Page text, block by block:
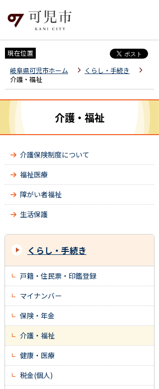
現在位置
岐阜県可児市ホーム
くらし・手続き
介護・福祉
介護・福祉
介護保険制度について
福祉医療
障がい者福祉
生活保護
くらし・手続き
戸籍・住民票・印鑑登録
マイナンバー
保険・年金
介護・福祉
健康・医療
税金(個人)